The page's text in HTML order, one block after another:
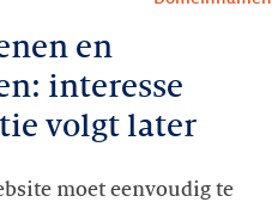
en
interesse
volgt later
moet eenvoudig te